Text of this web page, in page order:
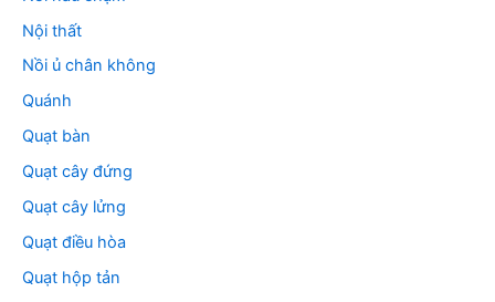
Nội thất
Nồi ủ chân không
Quánh
Quạt bàn
Quạt cây đứng
Quạt cây lửng
Quạt điều hòa
Quạt hộp tản